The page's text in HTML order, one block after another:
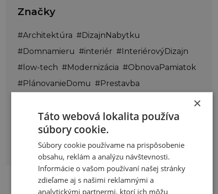
Značky
#Architektúra #DizajnNabytku
#Domnamieru #interiér #InteriérovýDizajn
#low-tech #Modernizácia #ObnovaPamiatok
#PlánovanieDomu #Prestavba
#RodinnýDom #SpolupracaSArchitektom
#StavebnáFyzika #UdržateľnéBývanie
#Udržateľnosť
×
Táto webová lokalita používa
súbory cookie.
Súbory cookie používame na prispôsobenie
obsahu, reklám a analýzu návštevnosti.
Informácie o vašom používaní našej stránky
zdieľame aj s našimi reklamnými a
analytickými partnermi, ktorí ich môžu